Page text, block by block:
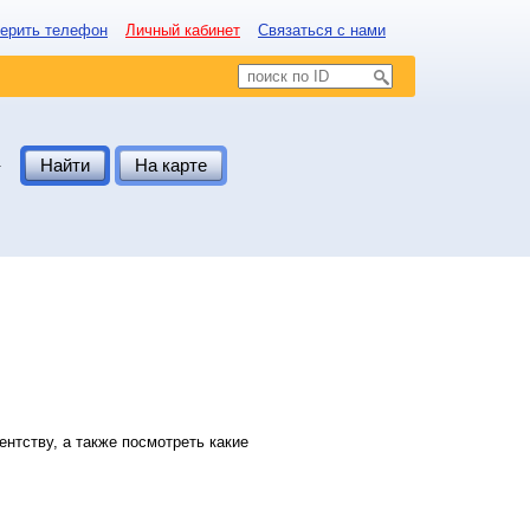
телефон Личный кабинет Связаться с нами
Найти На карте
а также посмотреть какие